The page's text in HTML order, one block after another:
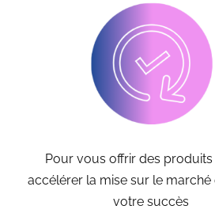
Pour vous offrir des produits
accélérer la mise sur le marché
votre succès